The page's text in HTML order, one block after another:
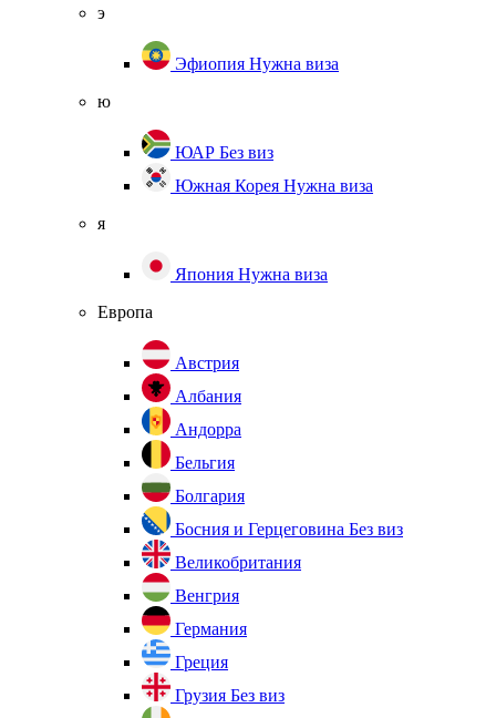
э
Эфиопия Нужна виза
ю
ЮАР Без виз
Южная Корея Нужна виза
я
Япония Нужна виза
Европа
Австрия
Албания
Андорра
Бельгия
Болгария
Босния и Герцеговина Без виз
Великобритания
Венгрия
Германия
Греция
Грузия Без виз